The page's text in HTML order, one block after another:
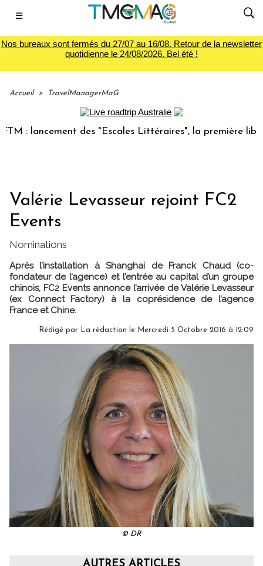
☰
Nos bureaux sont fermés du 27/07 au 16/08. Retour de la newsletter
quotidienne le 24/08/2026. Bel été !
Accueil > TravelManagerMaG
: lancement des "Escales Littéraires", la première librairie
Valérie Levasseur rejoint FC2
Events
Nominations
Après l’installation à Shanghai de Franck Chaud (co-
fondateur de l’agence) et l’entrée au capital d’un groupe
chinois, FC2 Events annonce l’arrivée de Valérie Levasseur
(ex Connect Factory) à la coprésidence de l’agence
France et Chine.
Rédigé par La rédaction le Mercredi 5 Octobre 2016 à 12:09
© DR
AUTRES ARTICLES